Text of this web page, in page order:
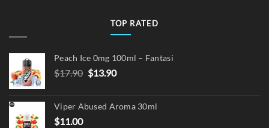
TOP RATED
Peach Ice 0mg 100ml – Fantasi
$17.90 Original
$17.90.
$13.90Current
$13.90.
Viper Abused Aroma 30ml
$11.00